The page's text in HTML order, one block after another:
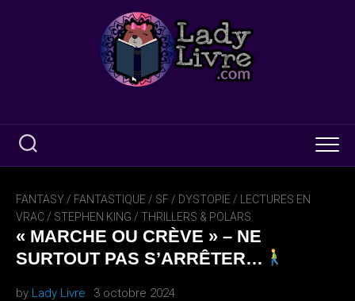
FANTASY / FANTASTIQUE / SF / DYSTOPIE /
LECTURES EN
VRAC / STEPHEN KING / THRILLERS & POLARS
« MARCHE OU CRÈVE » – NE
SURTOUT PAS S’ARRÊTER…
by Lady Livre 3 octobre 2024